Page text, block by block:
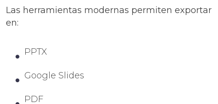
Las herramientas modernas permiten exportar
en:
PPTX
Google Slides
PDF